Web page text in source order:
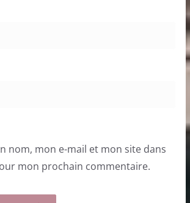
nom, mon e-mail et mon site dans
mon prochain commentaire.